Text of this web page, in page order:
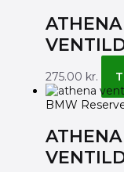
ATHENA
275.00 kr.
BMW
ATHENA